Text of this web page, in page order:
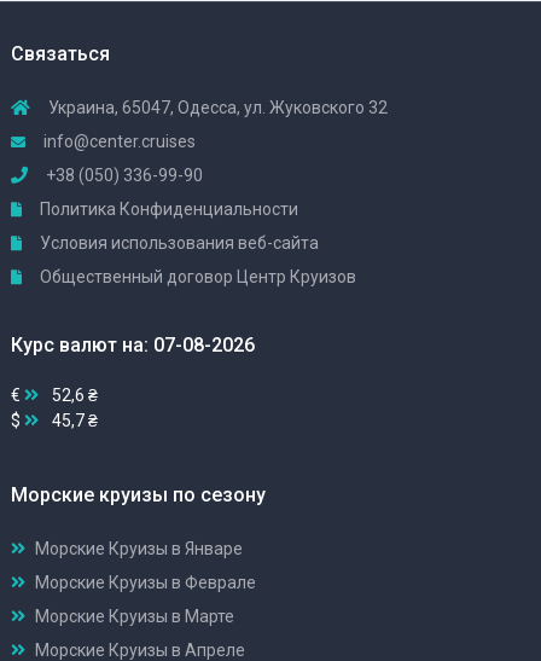
Связаться
Украина, 65047, Одесса, ул. Жуковского 32
info@center.cruises
+38 (050) 336-99-90
Политика Конфиденциальности
Условия использования веб-сайта
Общественный договор Центр Круизов
Курс валют на: 07-08-2026
€
52,6 ₴
$
45,7 ₴
Морские круизы по сезону
Морские Круизы в Январе
Морские Круизы в Феврале
Морские Круизы в Марте
Морские Круизы в Апреле